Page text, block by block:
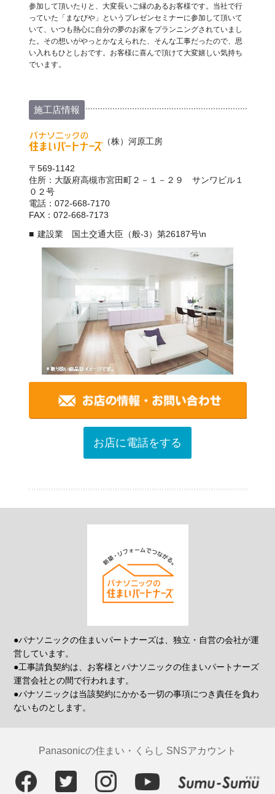
参加して頂いたりと、大変長いご縁のあるお客様です。当社で行
っていた「まなびや」というプレゼンセミナーに参加して頂いて
いて、いつも熱心に自分の夢のお家をプランニングされていまし
た。その想いがやっとかなえられた、そんな工事だったので、思
い入れもひとしおです。お客様に喜んで頂けて大変嬉しい気持ち
でいます。
施工店情報
（株）河原工房
〒569-1142
住所：大阪府高槻市宮田町２－１－２９ サンワビル１
０２号
電話：072-668-7170
FAX：072-668-7173
建設業 国土交通大臣（般-3）第26187号\n
お店に電話をする
●パナソニックの住まいパートナーズは、独立・自営の会社が運
営しています。
●工事請負契約は、お客様とパナソニックの住まいパートナーズ
運営会社との間で行われます。
●パナソニックは当該契約にかかる一切の事項につき責任を負わ
ないものとします。
Panasonicの住まい・くらし SNSアカウント